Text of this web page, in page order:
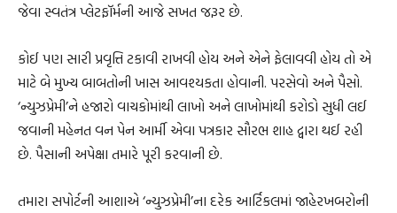
જેવા સ્વતંત્ર પ્લેટફૉર્મની આજે સખત જરૂર છે.
કોઈ પણ સારી પ્રવૃત્તિ ટકાવી રાખવી હોય અને એને ફેલાવવી હોય તો એ
માટે બે મુખ્ય બાબતોની ખાસ આવશ્યકતા હોવાની. પરસેવો અને પૈસો.
‘ન્યુઝપ્રેમી’ને હજારો વાચકોમાંથી લાખો અને લાખોમાંથી કરોડો સુધી લઈ
જવાની મહેનત વન પેન આર્મી એવા પત્રકાર સૌરભ શાહ દ્વારા થઈ રહી
છે. પૈસાની અપેક્ષા તમારે પૂરી કરવાની છે.
તમારા સપોર્ટની આશાએ ‘ન્યુઝપ્રેમી’ના દરેક આર્ટિકલમાં જાહેરખબરોની